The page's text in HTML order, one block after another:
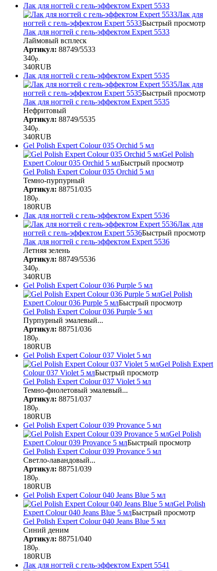
Лак для ногтей с гель-эффектом Expert 5533
Лак для
ногтей с гель-эффектом Expert 5533Быстрый просмотр
Лак для ногтей с гель-эффектом Expert 5533
Лаймовый всплеск
Артикул: 88749/5533
340р.
340RUB
Лак для ногтей с гель-эффектом Expert 5535
Лак для
ногтей с гель-эффектом Expert 5535Быстрый просмотр
Лак для ногтей с гель-эффектом Expert 5535
Нефритовый
Артикул: 88749/5535
340р.
340RUB
Gel Polish Expert Colour 035 Orchid 5 мл
Gel Polish
Expert Colour 035 Orchid 5 млБыстрый просмотр
Gel Polish Expert Colour 035 Orchid 5 мл
Темно-пурпурный
Артикул: 88751/035
180р.
180RUB
Лак для ногтей с гель-эффектом Expert 5536
Лак для
ногтей с гель-эффектом Expert 5536Быстрый просмотр
Лак для ногтей с гель-эффектом Expert 5536
Летняя зелень
Артикул: 88749/5536
340р.
340RUB
Gel Polish Expert Colour 036 Purple 5 мл
Gel Polish
Expert Colour 036 Purple 5 млБыстрый просмотр
Gel Polish Expert Colour 036 Purple 5 мл
Пурпурный эмалевый...
Артикул: 88751/036
180р.
180RUB
Gel Polish Expert Colour 037 Violet 5 мл
Gel Polish Expert
Colour 037 Violet 5 млБыстрый просмотр
Gel Polish Expert Colour 037 Violet 5 мл
Темно-фиолетовый эмалевый...
Артикул: 88751/037
180р.
180RUB
Gel Polish Expert Colour 039 Provance 5 мл
Gel Polish
Expert Colour 039 Provance 5 млБыстрый просмотр
Gel Polish Expert Colour 039 Provance 5 мл
Светло-лавандовый...
Артикул: 88751/039
180р.
180RUB
Gel Polish Expert Colour 040 Jeans Blue 5 мл
Gel Polish
Expert Colour 040 Jeans Blue 5 млБыстрый просмотр
Gel Polish Expert Colour 040 Jeans Blue 5 мл
Синий деним
Артикул: 88751/040
180р.
180RUB
Лак для ногтей с гель-эффектом Expert 5541